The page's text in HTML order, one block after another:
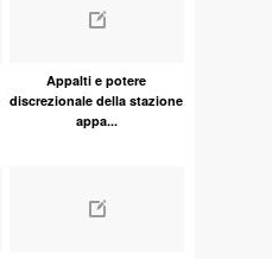
Appalti e potere
discrezionale della stazione
appa...